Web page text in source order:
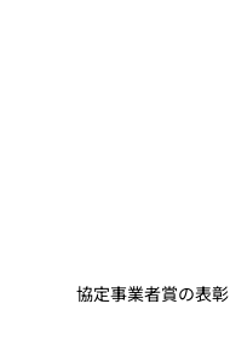
協定事業者賞の表